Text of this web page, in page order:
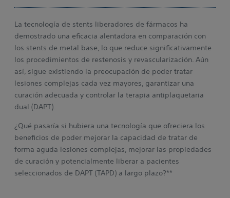
La tecnología de stents liberadores de fármacos ha
demostrado una eficacia alentadora en comparación con
los stents de metal base, lo que reduce significativamente
los procedimientos de restenosis y revascularización. Aún
así, sigue existiendo la preocupación de poder tratar
lesiones complejas cada vez mayores, garantizar una
curación adecuada y controlar la terapia antiplaquetaria
dual (DAPT).
¿Qué pasaría si hubiera una tecnología que ofreciera los
beneficios de poder mejorar la capacidad de tratar de
forma aguda lesiones complejas, mejorar las propiedades
de curación y potencialmente liberar a pacientes
seleccionados de DAPT (TAPD) a largo plazo?**